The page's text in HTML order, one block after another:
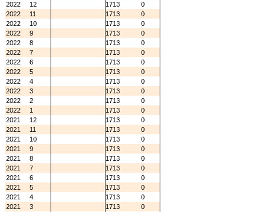
2022
12 1713
0
2022
11 1713
0
2022
10 1713
0
2022
9 1713
0
2022
8 1713
0
2022
7 1713
0
2022
6 1713
0
2022
5 1713
0
2022
4 1713
0
2022
3 1713
0
2022
2 1713
0
2022
1 1713
0
2021
12 1713
0
2021
11 1713
0
2021
10 1713
0
2021
9 1713
0
2021
8 1713
0
2021
7 1713
0
2021
6 1713
0
2021
5 1713
0
2021
4 1713
0
2021
3 1713
0